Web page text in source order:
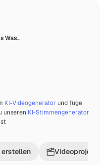
Was…
KI-Videogenerator und füge
unseren KI-Stimmengenerator
erstellen Videoprojekt